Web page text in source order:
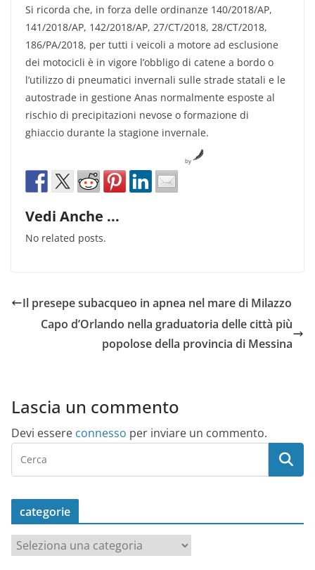
Si ricorda che, in forza delle ordinanze 140/2018/AP,
141/2018/AP, 142/2018/AP, 27/CT/2018, 28/CT/2018,
186/PA/2018, per tutti i veicoli a motore ad esclusione
dei motocicli è in vigore l’obbligo di catene a bordo o
l’utilizzo di pneumatici invernali sulle strade statali e le
autostrade in gestione Anas normalmente esposte al
rischio di precipitazioni nevose o formazione di
ghiaccio durante la stagione invernale.
by
Vedi Anche ...
No related posts.
Il presepe subacqueo in apnea nel mare di Milazzo
Capo d’Orlando nella graduatoria delle città più
popolose della provincia di Messina
Lascia un commento
Devi essere connesso per inviare un commento.
categorie
a